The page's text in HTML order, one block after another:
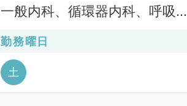
一般内科、循環器内科、呼吸器
謝内科
勤務曜日
土